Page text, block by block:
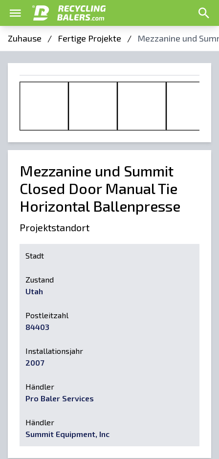
Zuhause / Fertige Projekte / Mezzanine und
Mezzanine und Summit
Closed Door Manual Tie
Horizontal Ballenpresse
Projektstandort
Stadt
Zustand
Utah
Postleitzahl
84403
Installationsjahr
2007
Händler
Pro Baler Services
Händler
Summit Equipment, Inc